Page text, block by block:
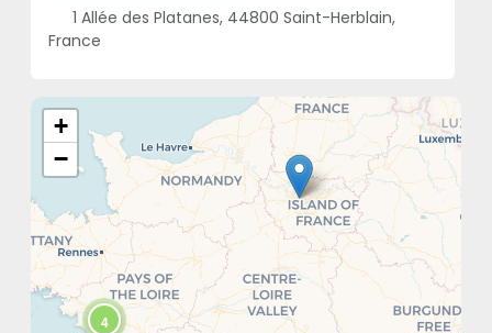
1 Allée des Platanes, 44800 Saint-Herblain,
France
4
+
−